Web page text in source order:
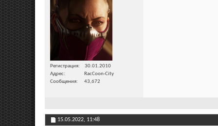
Регистрация
30.01.2010
Адрес
RacCoon-City
Сообщения
43,672
15.05.2022, 11:48